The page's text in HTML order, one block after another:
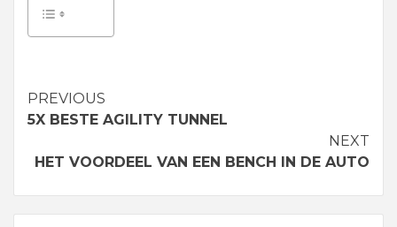
Continue
PREVIOUS
5X BESTE AGILITY TUNNEL
NEXT
HET VOORDEEL VAN EEN BENCH IN DE AUTO